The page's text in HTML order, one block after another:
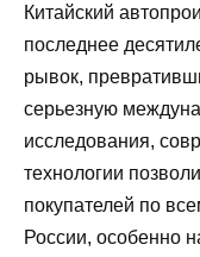
Китайский
последнее
рывок,
серьезную
исследования,
технологии
покупателей по
России, особенно